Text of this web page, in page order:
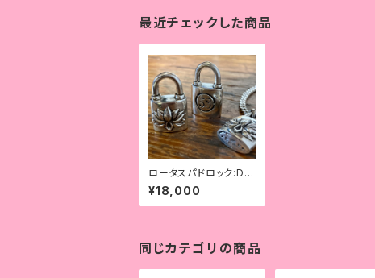
最近チェックした商品
ロータスパドロック:DE
ADLOCK#3
¥18,000
同じカテゴリの商品